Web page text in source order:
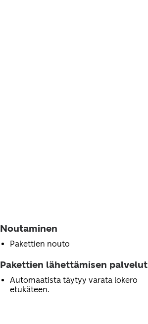
Noutaminen
Pakettien nouto
Pakettien lähettämisen palvelut
Automaatista täytyy varata lokero
etukäteen.